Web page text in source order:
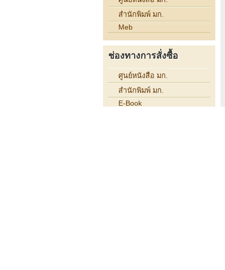
สำนักพิมพ์ มก.
Meb
ช่องทางการสั่งซื้อ
ศูนย์หนังสือ มก.
สำนักพิมพ์ มก.
E-Book